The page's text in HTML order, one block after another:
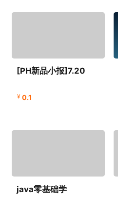
[PH新品小报]7.20
¥ 0.1
java零基础学